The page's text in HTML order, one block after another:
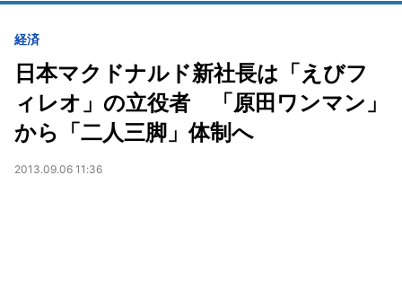
経済
日本マクドナルド新社長は「えびフ
ィレオ」の立役者 「原田ワンマン」
から「二人三脚」体制へ
2013.09.06 11:36